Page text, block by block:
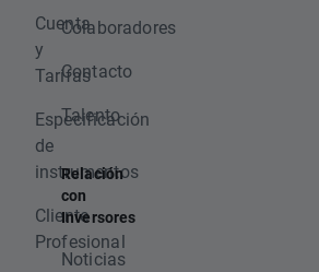
Cuenta
y
Tarifas
Especificación
de
instrumentos
Cliente
Profesional
Colaboradores
Contacto
Talento
Relación
con
Inversores
Noticias